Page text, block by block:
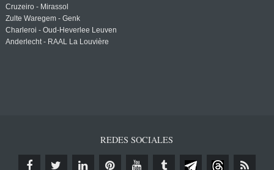
Cruzeiro - Mirassol
Zulte Waregem - Genk
Charleroi - Oud-Heverlee Leuven
Anderlecht - RAAL La Louvière
REDES SOCIALES